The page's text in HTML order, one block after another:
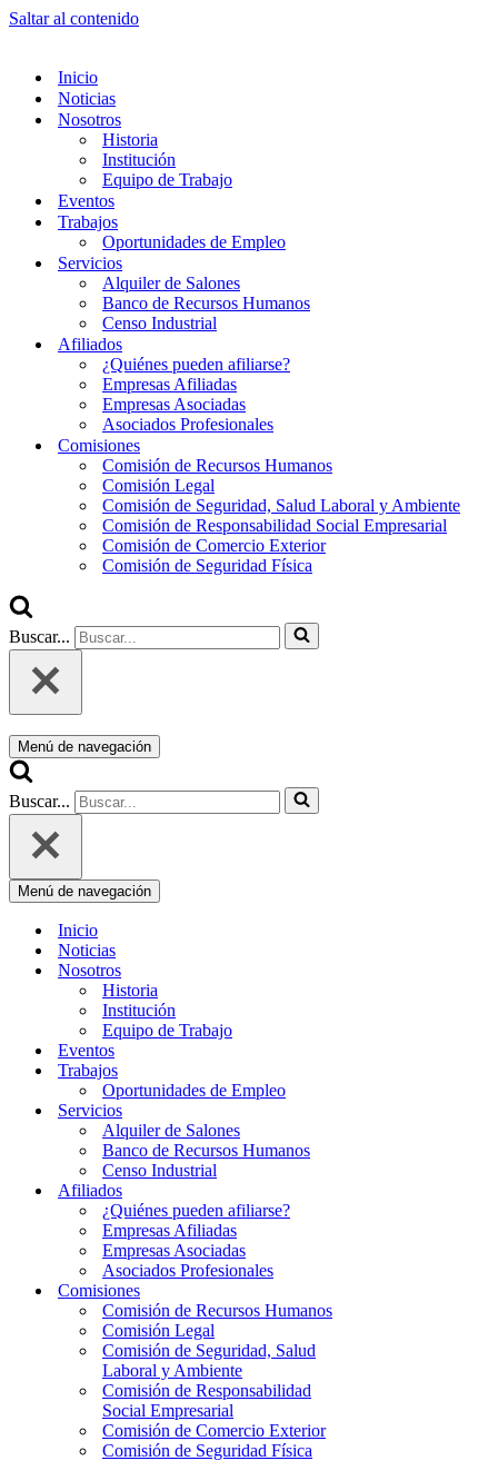
Saltar al contenido
Inicio
Noticias
Nosotros
Historia
Institución
Equipo de Trabajo
Eventos
Trabajos
Oportunidades de Empleo
Servicios
Alquiler de Salones
Banco de Recursos Humanos
Censo Industrial
Afiliados
¿Quiénes pueden afiliarse?
Empresas Afiliadas
Empresas Asociadas
Asociados Profesionales
Comisiones
Comisión de Recursos Humanos
Comisión Legal
Comisión de Seguridad, Salud Laboral y Ambiente
Comisión de Responsabilidad Social Empresarial
Comisión de Comercio Exterior
Comisión de Seguridad Física
Buscar...
Menú de navegación
Buscar...
Menú de navegación
Inicio
Noticias
Nosotros
Historia
Institución
Equipo de Trabajo
Eventos
Trabajos
Oportunidades de Empleo
Servicios
Alquiler de Salones
Banco de Recursos Humanos
Censo Industrial
Afiliados
¿Quiénes pueden afiliarse?
Empresas Afiliadas
Empresas Asociadas
Asociados Profesionales
Comisiones
Comisión de Recursos Humanos
Comisión Legal
Comisión de Seguridad, Salud
Laboral y Ambiente
Comisión de Responsabilidad
Social Empresarial
Comisión de Comercio Exterior
Comisión de Seguridad Física